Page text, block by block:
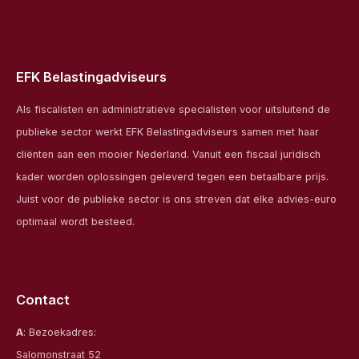
EFK Belastingadviseurs
Als fiscalisten en administratieve specialisten voor uitsluitend de
publieke sector werkt EFK Belastingadviseurs samen met haar
cliënten aan een mooier Nederland. Vanuit een fiscaal juridisch
kader worden oplossingen geleverd tegen een betaalbare prijs.
Juist voor de publieke sector is ons streven dat elke advies-euro
optimaal wordt besteed.
Contact
A: Bezoekadres:
Salomonstraat 52